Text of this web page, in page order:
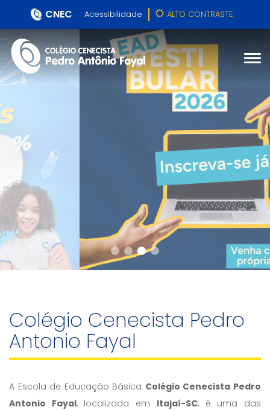
CNEC Acessibilidade ALTO CONTRASTE
Colégio Cenecista Pedro
Antonio Fayal
A Escola de Educação Básica Colégio Cenecista Pedro
Antonio Fayal, localizada em Itajaí-SC, é uma das